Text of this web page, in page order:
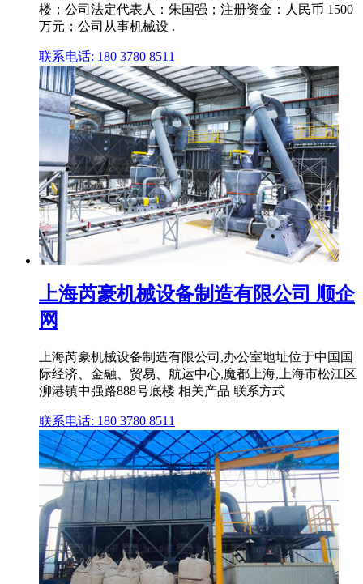
楼；公司法定代表人：朱国强；注册资金：人民币 1500
万元；公司从事机械设 .
联系电话: 180 3780 8511
上海芮豪机械设备制造有限公司 顺企
网
上海芮豪机械设备制造有限公司,办公室地址位于中国国
际经济、金融、贸易、航运中心,魔都上海,上海市松江区
泖港镇中强路888号底楼 相关产品 联系方式
联系电话: 180 3780 8511